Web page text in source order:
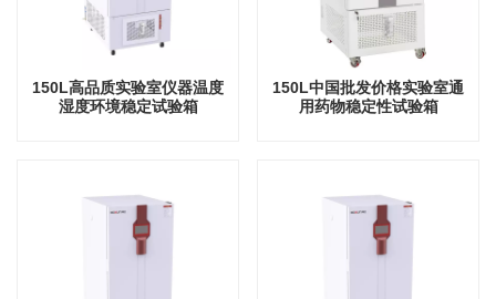
150L高品质实验室仪器温度
湿度环境稳定试验箱
150L中国批发价格实验室通
用药物稳定性试验箱